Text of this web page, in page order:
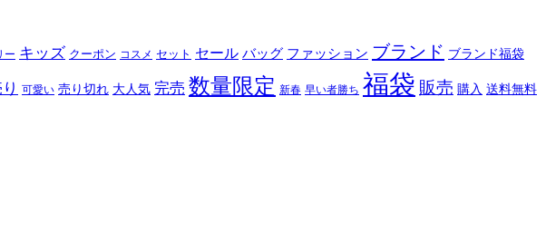
ー キッズ クーポン コスメ セット セール バッグ ファッション ブランド ブランド福袋
可愛い 売り切れ 大人気 完売 数量限定 新春 早い者勝ち 福袋 販売 購入 送料無料